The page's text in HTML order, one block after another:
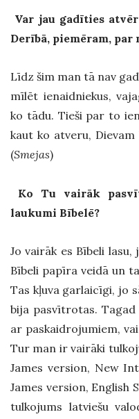
Var jau gadīties
Derībā, piemēram, par
Līdz šim man tā nav
mīlēt ienaidniekus,
ko tādu. Tieši par to
kaut ko atveru,
(Smejas)
Ko Tu vairāk
laukumi Bībelē?
Jo vairāk es Bībeli
Bībeli papīra veidā un
Tas kļuva garlaicīgi, jo
bija pasvītrotas. Tagad
ar paskaidrojumiem,
Tur man ir vairāki
James version, New
James version, English
tulkojums latviešu